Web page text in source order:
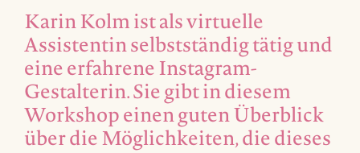
Karin Kolm ist als virtuelle
Assistentin selbstständig tätig und
eine erfahrene Instagram-
Gestalterin. Sie gibt in diesem
Workshop einen guten Überblick
über die Möglichkeiten, die dieses